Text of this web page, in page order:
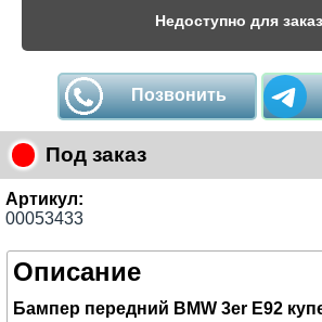
Недоступно для
Позвонить
Под заказ
Артикул:
00053433
Описание
Бампер передний BMW 3er E92